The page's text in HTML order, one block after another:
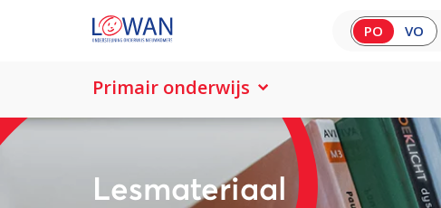
PO VO
Primair onderwijs
Lesmateriaal